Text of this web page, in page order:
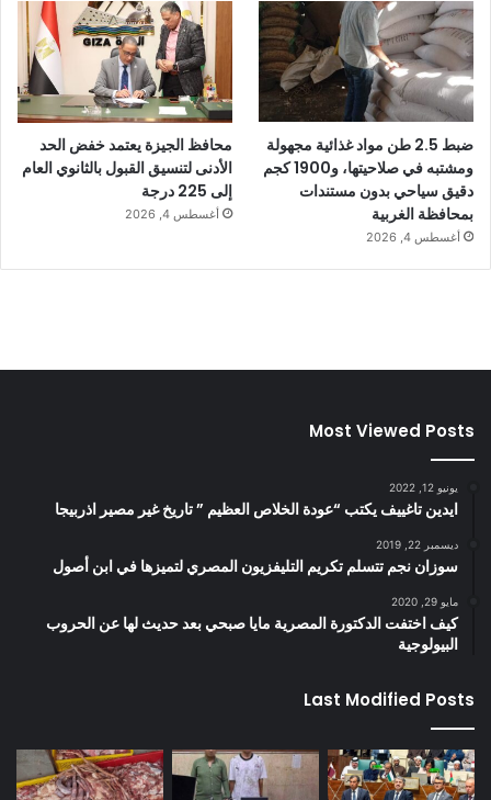
ضبط 2.5 طن مواد غذائية مجهولة
ومشتبه في صلاحيتها، و1900 كجم
دقيق سياحي بدون مستندات
بمحافظة الغربية
أغسطس 4, 2026
محافظ الجيزة يعتمد خفض الحد
الأدنى لتنسيق القبول بالثانوي العام
إلى 225 درجة
أغسطس 4, 2026
Most Viewed Posts
يونيو 12, 2022
ايدين تاغييف يكتب “عودة الخلاص العظيم ” تاريخ غير مصير اذربيجا
ديسمبر 22, 2019
سوزان نجم تتسلم تكريم التليفزيون المصري لتميزها في ابن أصول
مايو 29, 2020
كيف اختفت الدكتورة المصرية مايا صبحي بعد حديث لها عن الحروب
البيولوجية
Last Modified Posts